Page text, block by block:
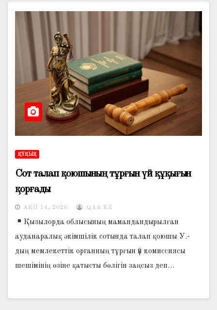
ҚҰҚЫҚ
Сот талап қоюшының тұрғын үй құқығын
қорғады
АҚП 14, 2026 QAA.KZ
Қызылорда облысының мамандандырылған
ауданаралық әкімшілік сотында талап қоюшы У.-
дың мемлекеттік органның тұрғын үй комиссиясы
шешімінің өзіне қатысты бөлігін заңсыз деп…